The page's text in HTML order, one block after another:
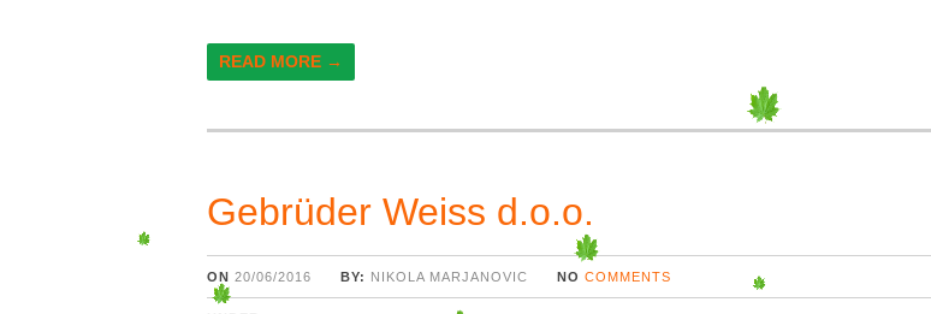
READ MORE →
Gebrüder Weiss d.o.o.
ON 20/06/2016 BY: NIKOLA MARJANOVIC NO COMMENTS